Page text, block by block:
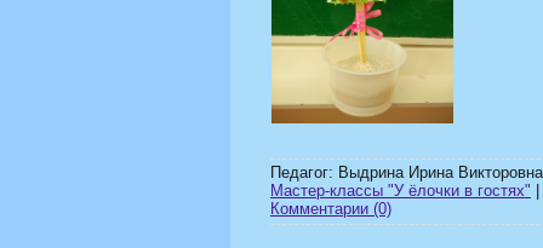
Педагог: Выдрина Ирина
Мастер-классы "У ёлочки в гостях"
Комментарии (0)